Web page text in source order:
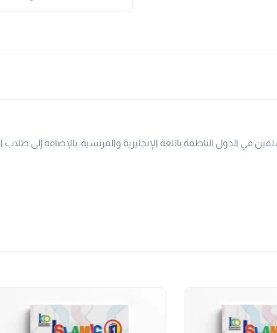
في الدول الناطقة باللغة الإنجليزية والفرنسية، بالإضافة إلى طلاب